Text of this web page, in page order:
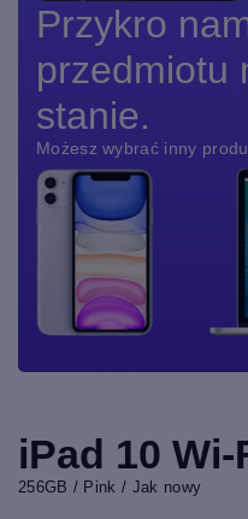
Przykro
przedmiotu
stanie.
Możesz wybrać inny
iPad 10 Wi-
256GB / Pink / Jak nowy